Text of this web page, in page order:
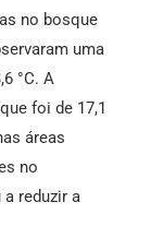
no bosque
uma
°C. A
foi de 17,1
áreas
no
reduzir a